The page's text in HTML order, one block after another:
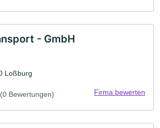
- GmbH
Loßburg
(0 Bewertungen) Firma bewerten